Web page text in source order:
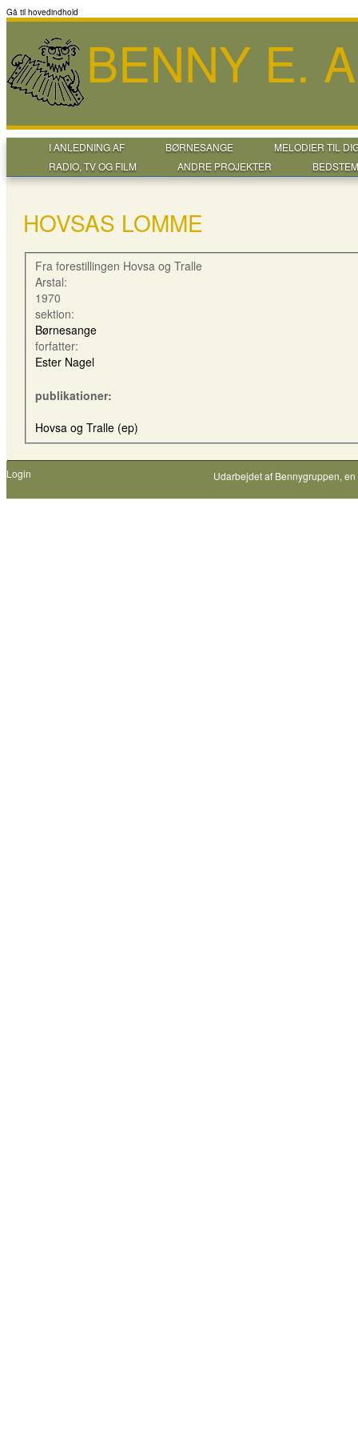
Gå til hovedindhold
BENNY E.
I ANLEDNING AF BØRNESANGE
MELODIER TIL
RADIO, TV OG FILM
ANDRE PROJEKTER
HOVSAS LOMME
Fra forestillingen Hovsa og Tralle
Arstal:
1970
sektion:
Børnesange
forfatter:
Ester Nagel
publikationer:
Hovsa og Tralle (ep)
Login Udarbejdet af Bennygruppen,